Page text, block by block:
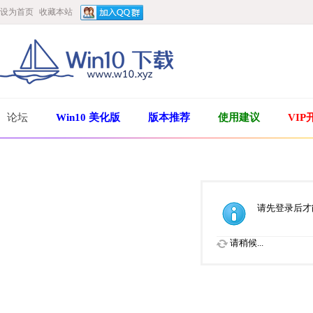
设为首页 收藏本站
论坛 Win10 美化版 版本推荐 使用建议 VIP
请先登录后
请稍候...